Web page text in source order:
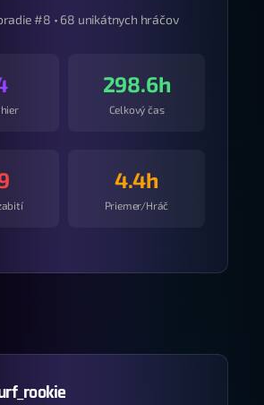
#8 • 68 unikátnych hráčov
298.6h
Celkový čas
4.4h
Priemer/Hráč